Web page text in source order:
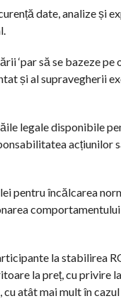
date, analize și
‘par să se bazeze pe
și al supravegherii
legale disponibile
acțiunilor
pentru încălcarea
la stabilirea
la preț, cu privire
atât mai mult în